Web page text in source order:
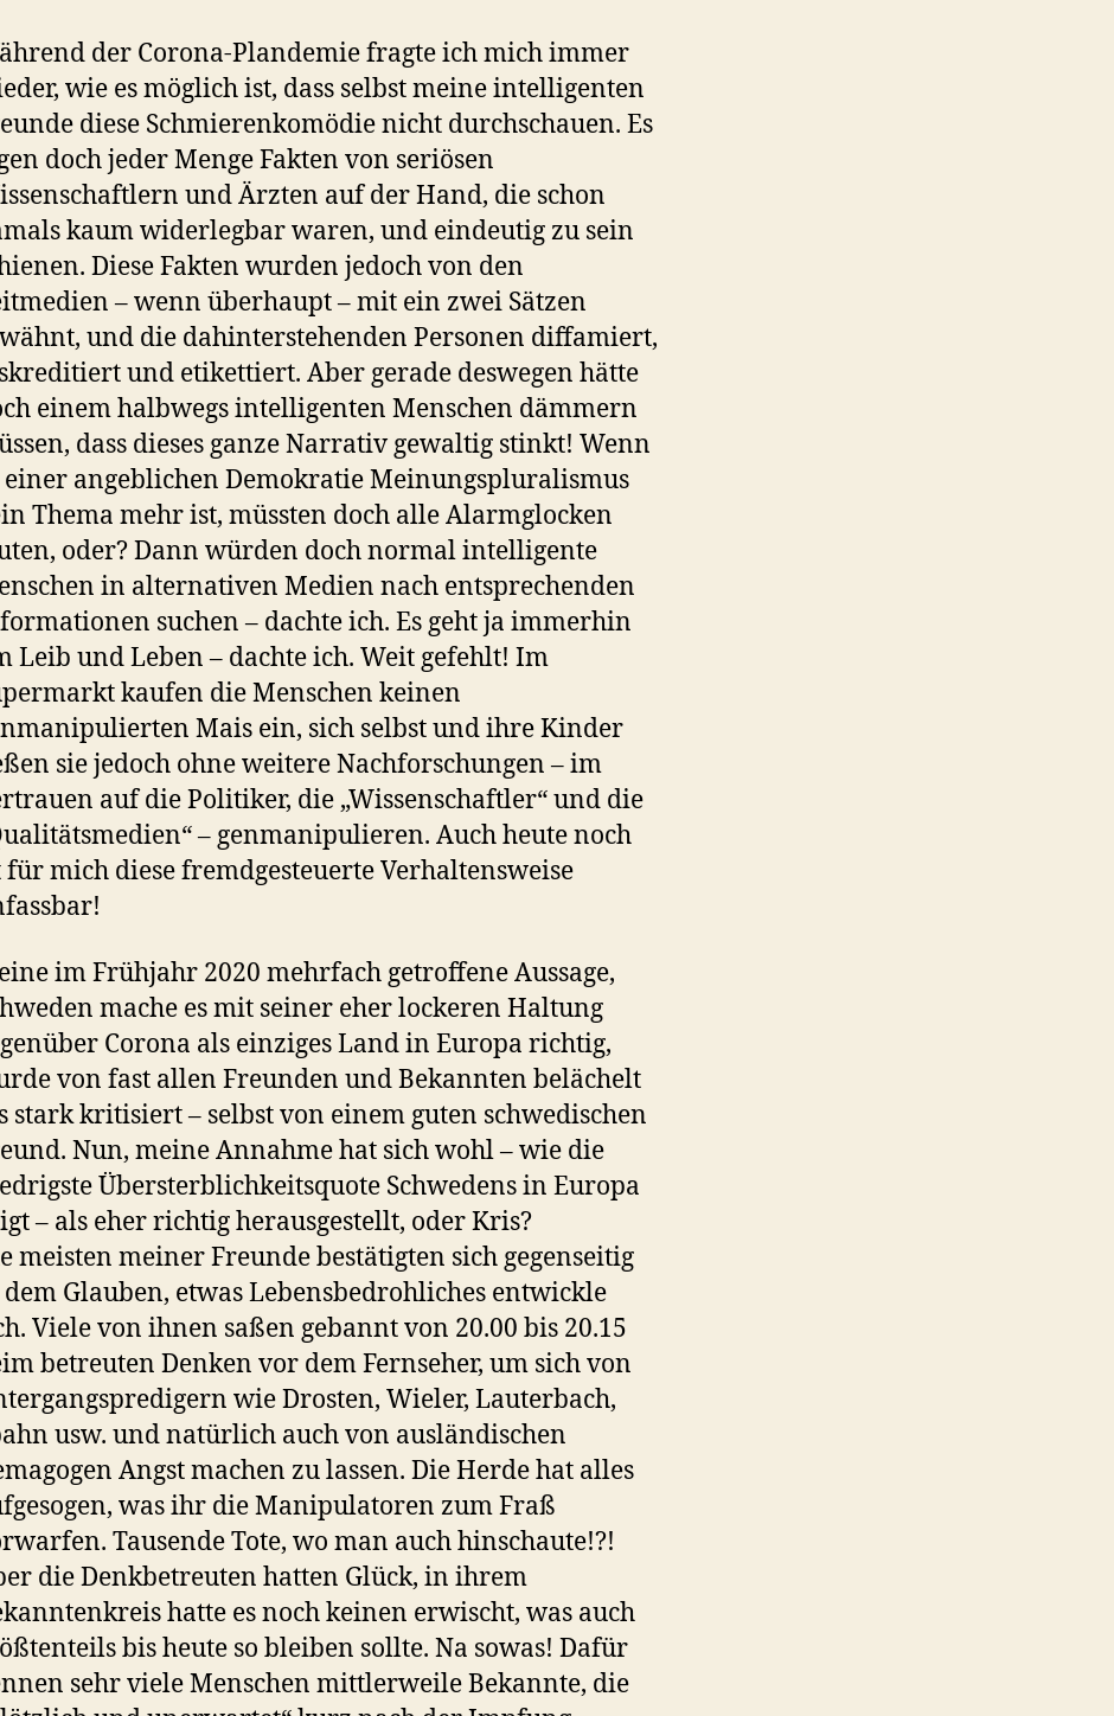
der Corona-Plandemie fragte ich mich immer
wie es möglich ist, dass selbst meine intelligenten
diese Schmierenkomödie nicht durchschauen. Es
doch jeder Menge Fakten von seriösen
und Ärzten auf der Hand, die schon
kaum widerlegbar waren, und eindeutig zu sein
Diese Fakten wurden jedoch von den
– wenn überhaupt – mit ein zwei Sätzen
und die dahinterstehenden Personen diffamiert,
und etikettiert. Aber gerade deswegen hätte
einem halbwegs intelligenten Menschen dämmern
dass dieses ganze Narrativ gewaltig stinkt! Wenn
angeblichen Demokratie Meinungspluralismus
Thema mehr ist, müssten doch alle Alarmglocken
oder? Dann würden doch normal intelligente
in alternativen Medien nach entsprechenden
suchen – dachte ich. Es geht ja immerhin
Leib und Leben – dachte ich. Weit gefehlt! Im
kaufen die Menschen keinen
Mais ein, sich selbst und ihre Kinder
sie jedoch ohne weitere Nachforschungen – im
auf die Politiker, die „Wissenschaftler“ und die
– genmanipulieren. Auch heute noch
für mich diese fremdgesteuerte Verhaltensweise
im Frühjahr 2020 mehrfach getroffene Aussage,
mache es mit seiner eher lockeren Haltung
Corona als einziges Land in Europa richtig,
von fast allen Freunden und Bekannten belächelt
stark kritisiert – selbst von einem guten schwedischen
Nun, meine Annahme hat sich wohl – wie die
Übersterblichkeitsquote Schwedens in Europa
– als eher richtig herausgestellt, oder Kris?
meisten meiner Freunde bestätigten sich gegenseitig
Glauben, etwas Lebensbedrohliches entwickle
Viele von ihnen saßen gebannt von 20.00 bis 20.15
betreuten Denken vor dem Fernseher, um sich von
wie Drosten, Wieler, Lauterbach,
usw. und natürlich auch von ausländischen
Angst machen zu lassen. Die Herde hat alles
was ihr die Manipulatoren zum Fraß
Tausende Tote, wo man auch hinschaute!?!
die Denkbetreuten hatten Glück, in ihrem
hatte es noch keinen erwischt, was auch
bis heute so bleiben sollte. Na sowas! Dafür
sehr viele Menschen mittlerweile Bekannte, die